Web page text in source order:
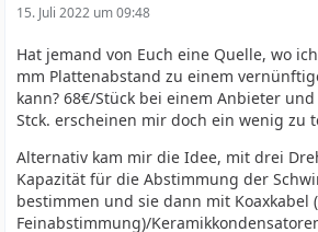
15. Juli 2022 um 09:48
Hat jemand von Euch eine Quelle, wo
mm Plattenabstand zu einem
kann? 68€/Stück bei einem Anbieter
Stck. erscheinen mir doch ein wenig zu
Alternativ kam mir die Idee, mit drei
Kapazität für die Abstimmung der
bestimmen und sie dann mit Koaxkabel
Feinabstimmung)/